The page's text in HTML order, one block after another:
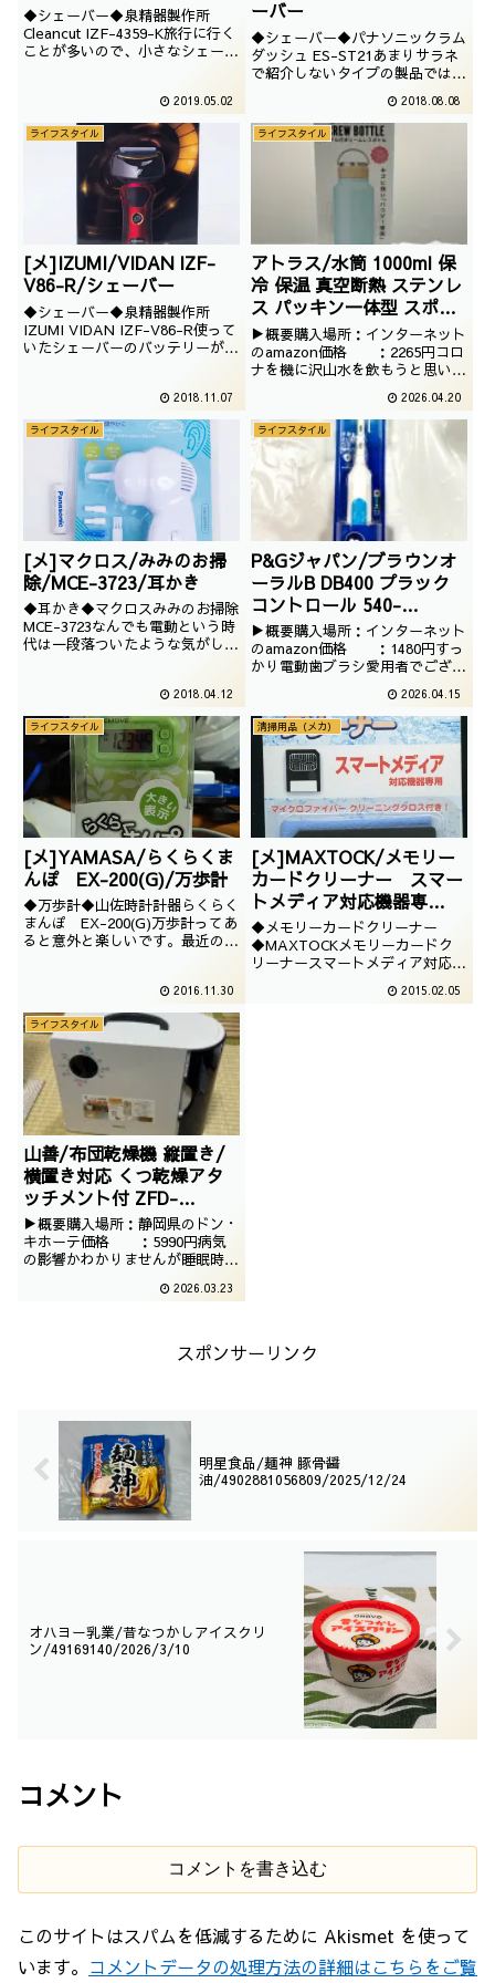
◆シェーバー◆泉精器製作所
Cleancut IZF-4359-K旅行に行く
ことが多いので、小さなシェーバ
2019.05.02
ーバー
◆シェーバー◆パナソニックラム
ダッシュ ES-ST21あまりサラネ
で紹介しないタイプの製品ではご
念に撮影しました。ほぼ、メンテ
ナンスもしなかった、シェーバー
でございます。
2018.08.08
ライフスタイル
[メ]IZUMI/VIDAN IZF-
V86-R/シェーバー
◆シェーバー◆泉精器製作所
IZUMI VIDAN IZF-V86-R使って
いたシェーバーのバッテリーが全
気になっていたイズミのシェーバ
ーです。
2018.11.07
ライフスタイル
アトラス/水筒 1000ml 保
冷 保温 真空断熱 ステンレ
ス パッキン一体型 スポー
ツドリンク対応 ハンドル
付き シームレス スクリュ
ーボトル 直飲み 洗いやす
い お手入れ楽 アウトドア
WENS ウェンズ ブルー 白
湯 AWSL-
1000BL/2026/01/21
▶概要購入場所：インターネット
のamazon価格 ：2265円コロ
ナを機に沢山水を飲もうと思い立
なりました。結果的に2L持ち歩
いています。体質が変わったよう
です。
2026.04.20
ライフスタイル
[メ]マクロス/みみのお掃
除/MCE-3723/耳かき
◆耳かき◆マクロスみみのお掃除
MCE-3723なんでも電動という時
代は一段落ついたような気がしま
うか。どちらにせよ、出落ちで
す。
2018.04.12
ライフスタイル
P&Gジャパン/ブラウンオ
ーラルB DB400 プラック
コントロール 540-
124074-
00/4987176124074/2025
/1/13
▶概要購入場所：インターネット
のamazon価格 ：1480円すっ
かり電動歯ブラシ愛用者でござい
ルBを使っています。そして、仕
事先でも使いたいので安いのを買
ったのです。なお、写真が荒れて
いるのは翌日コロナに感染したせ
いだと思います。
2026.04.15
ライフスタイル
[メ]YAMASA/らくらくま
んぽ EX-200(G)/万歩計
◆万歩計◆山佐時計計器らくらく
まんぽ EX-200(G)万歩計ってあ
ると意外と楽しいです。最近のは
2016.11.30
清掃用品（メカ）
[メ]MAXTOCK/メモリー
カードクリーナー スマー
トメディア対応機器専
用/MA-CSM11K
◆メモリーカードクリーナー
◆MAXTOCKメモリーカードク
リーナースマートメディア対応機
プにおいてあるスマートメディア
2015.02.05
ライフスタイル
山善/布団乾燥機 縦置き/
横置き対応 くつ乾燥アタ
ッチメント付 ZFD-
Y500(H)/4983771322310
/2025/12/22
▶概要購入場所：静岡県のドン・
キホーテ価格 ：5990円病気
の影響かわかりませんが睡眠時異
を定期的に干したいところではあ
ほしいなと思っていたところに安
価で売られていたので購入したの
2026.03.23
スポンサーリンク
明星食品/麺神 豚骨醤
油/4902881056809/2025/12/24
オハヨー乳業/昔なつかしアイスクリ
ン/49169140/2026/3/10
コメント
コメントを書き込む
このサイトはスパムを低減するために Akismet を使って
います。 コメントデータの処理方法の詳細はこちらをご覧